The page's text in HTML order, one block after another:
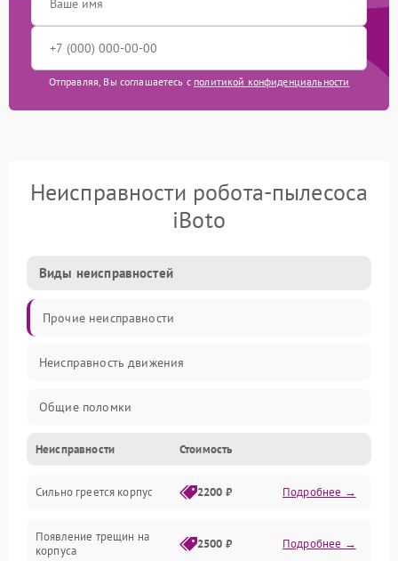
Отправляя, Вы соглашаетесь с политикой конфиденциальности
Неисправности робота-пылесоса
iBoto
Виды неисправностей
Прочие неисправности
Неисправность движения
Общие поломки
Неисправность датчиков
Неисправность программного обеспечения
Проблемы с сигналом
Неисправности Стоимость
Сильно греется корпус 2200 ₽ Подробнее →
Появление трещин на
корпуса
2500 ₽ Подробнее →